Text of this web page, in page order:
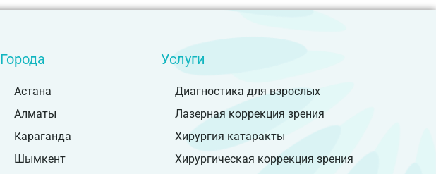
Города
Астана
Алматы
Караганда
Шымкент
Услуги
Диагностика для взрослых
Лазерная коррекция зрения
Хирургия катаракты
Хирургическая коррекция зрения